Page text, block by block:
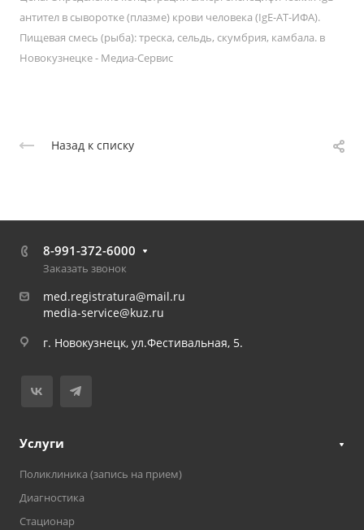
антител в сыворотке (плазме) крови человека (IgE-АТ-ИФА).
Пищевая смесь (рыба): треска, сельдь, скумбрия, камбала. в
Новокузнецке - Медиа-Сервис
Назад к списку
8-991-372-6000
Заказать звонок
med.registratura@mail.ru
media-service@kuz.ru
г. Новокузнецк, ул.Фестивальная, 5.
Услуги
Поликлиника (запись на прием)
Диагностика
Стационар